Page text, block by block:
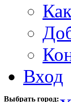
Вход
Выбрать город: